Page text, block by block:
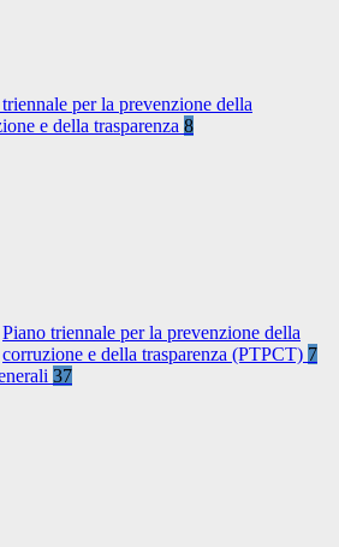
per la prevenzione della
e della trasparenza 8
Piano triennale per la prevenzione della
corruzione e della trasparenza (PTPCT) 7
37